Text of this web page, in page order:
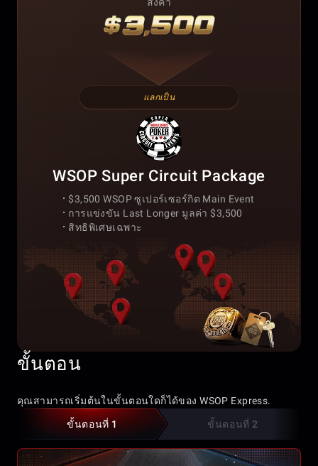
แลกเป็น
WSOP Super Circuit Package
$3,500 WSOP ซูเปอร์เซอร์กิต Main Event
การแข่งขัน Last Longer มูลค่า $3,500
สิทธิพิเศษเฉพาะ
ขั้นตอน
คุณสามารถเริ่มต้นในขั้นตอนใดก็ได้ของ WSOP Express.
ขั้นตอนที่ 1 ขั้นตอนที่ 2